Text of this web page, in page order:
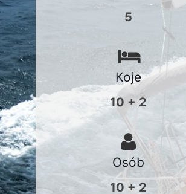
5
Koje
10 + 2
Osób
10 + 2